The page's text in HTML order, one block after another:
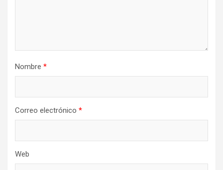
Nombre *
Correo electrónico *
Web